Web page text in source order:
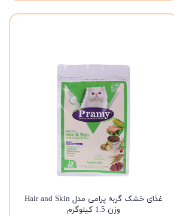
غذای خشک گربه پرامی مدل Hair and Skin
وزن 1.5 کیلوگرم